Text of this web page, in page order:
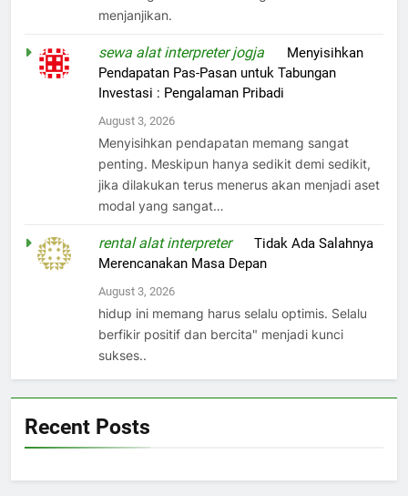
menjanjikan.
sewa alat interpreter jogja
Menyisihkan
Pendapatan Pas-Pasan untuk Tabungan
Investasi : Pengalaman Pribadi
August 3, 2026
Menyisihkan pendapatan memang sangat
penting. Meskipun hanya sedikit demi sedikit,
jika dilakukan terus menerus akan menjadi aset
modal yang sangat…
rental alat interpreteronTidak Ada Salahnya
Merencanakan Masa Depan
August 3, 2026
hidup ini memang harus selalu optimis. Selalu
berfikir positif dan bercita" menjadi kunci
sukses..
Recent Posts